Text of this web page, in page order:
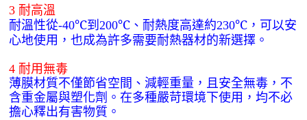
3 耐高溫
耐溫性從-40℃到 200℃、耐熱度高達約230℃，可以安
心地使用，也成為許多需要耐熱器材的新選擇。
4 耐用無毒
薄膜材質不僅節省空間、減輕重量，且安全無毒，不
含重金屬與塑化劑。在多種嚴苛環境下使用，均不必
擔心釋出有害物質。